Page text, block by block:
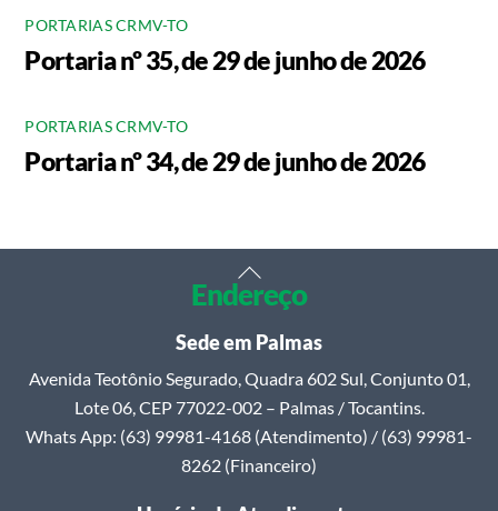
PORTARIAS CRMV-TO
Portaria nº 35, de 29 de junho de 2026
PORTARIAS CRMV-TO
Portaria nº 34, de 29 de junho de 2026
Back
To
Top
Endereço
Sede em Palmas
Avenida Teotônio Segurado, Quadra 602 Sul, Conjunto 01,
Lote 06, CEP 77022-002 – Palmas / Tocantins.
Whats App: (63) 99981-4168 (Atendimento) / (63) 99981-
8262 (Financeiro)